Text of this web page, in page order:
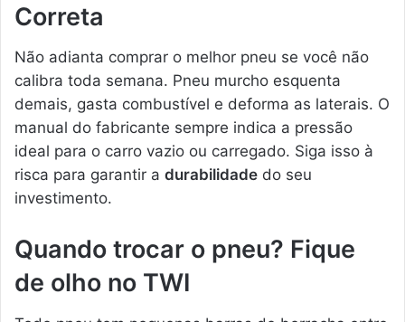
Correta
Não adianta comprar o melhor pneu se você não
calibra toda semana. Pneu murcho esquenta
demais, gasta combustível e deforma as laterais. O
manual do fabricante sempre indica a pressão
ideal para o carro vazio ou carregado. Siga isso à
risca para garantir a durabilidade do seu
investimento.
Quando trocar o pneu? Fique
de olho no TWI